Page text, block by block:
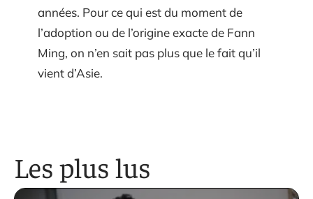
années. Pour ce qui est du moment de
l’adoption ou de l’origine exacte de Fann
Ming, on n’en sait pas plus que le fait qu’il
vient d’Asie.
Les plus lus